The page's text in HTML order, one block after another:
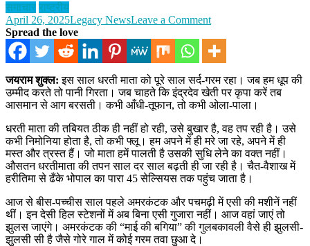
समाचार राष्ट्रीय
April 26, 2025Legacy NewsLeave a Commenton
माता
को
है
कोई
सुनने
पृथ्वी
दिवस
विशेष
Spread the love
जयराम शुक्ल: इस साल धरती माता को पूरे साल सर्द-गरम रहा। जब हम धूप की
उम्मीद करते तो पानी गिरता। जब चाहते कि इंद्रदेव खेती पर कृपा करें तब
आसमान से आग बरसती। कभी आँधी-तूफान, तो कभी ओला-पाला।
धरती माता की तबियत ठीक ही नहीं हो रही, उसे बुखार है, वह तप रही है। उसे
कभी निमोनिया होता है, तो कभी फ्लू। हम अपने में ही मरे जा रहे, अपने में ही
मस्त और त्रस्त हैं। जो माता हमें पालती है उसकी सुधि लेने का वक्त नहीं।
औसतन धरतीमाता की तपन साल दर साल बढ़ती ही जा रही है। चैत-वैशाख में
हरीतिमा से ढँके भोपाल का पारा 45 सेल्सियस तक पहुंच जाता है।
आज से बीस-पच्चीस साल पहले अमरकंटक और पचमढ़ी में एसी की मशीनें नहीं
थीं। इन देसी हिल स्टेशनों में अब बिना एसी गुजारा नहीं। आज वहां जाएं तो
झुलस जाएंगे। अमरकंटक की “माई की बगिया” की गुलबकावली वैसे ही झुलसी-
झुलसी सी है जैसे गोरे गाल में कोई गरम तवा छुआ दे।